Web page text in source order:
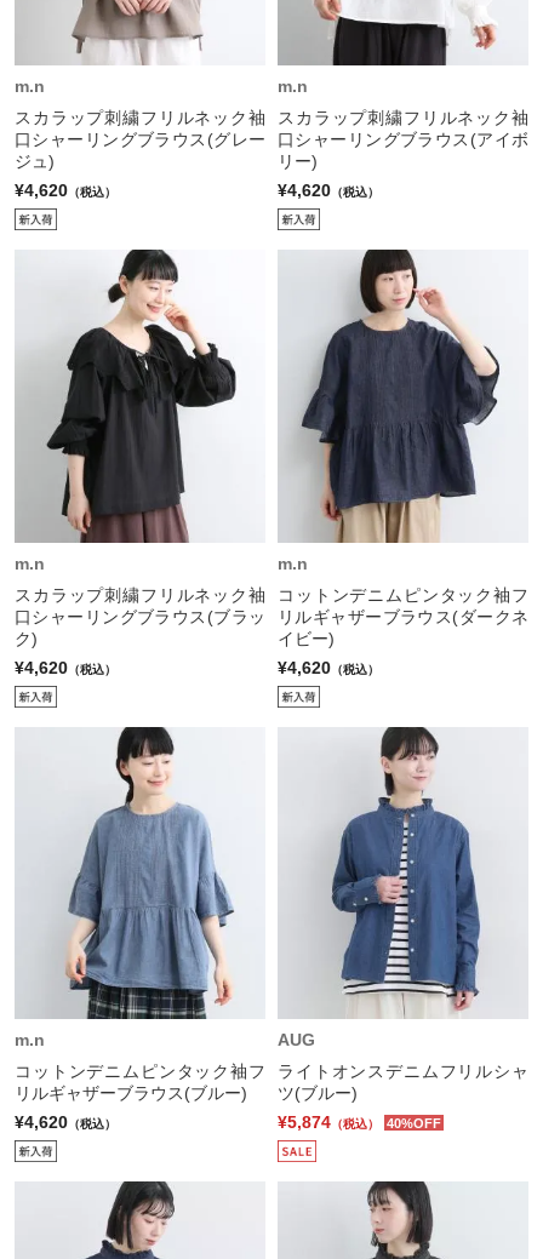
m.n
スカラップ刺繍フリルネック袖
口シャーリングブラウス(グレー
ジュ)
¥4,620 （税込）
m.n
スカラップ刺繍フリルネック袖
口シャーリングブラウス(アイボ
リー)
¥4,620 （税込）
m.n
スカラップ刺繍フリルネック袖
口シャーリングブラウス(ブラッ
ク)
¥4,620 （税込）
m.n
コットンデニムピンタック袖フ
リルギャザーブラウス(ダークネ
イビー)
¥4,620 （税込）
m.n
コットンデニムピンタック袖フ
リルギャザーブラウス(ブルー)
¥4,620 （税込）
AUG
ライトオンスデニムフリルシャ
ツ(ブルー)
¥5,874 （税込） 40%OFF